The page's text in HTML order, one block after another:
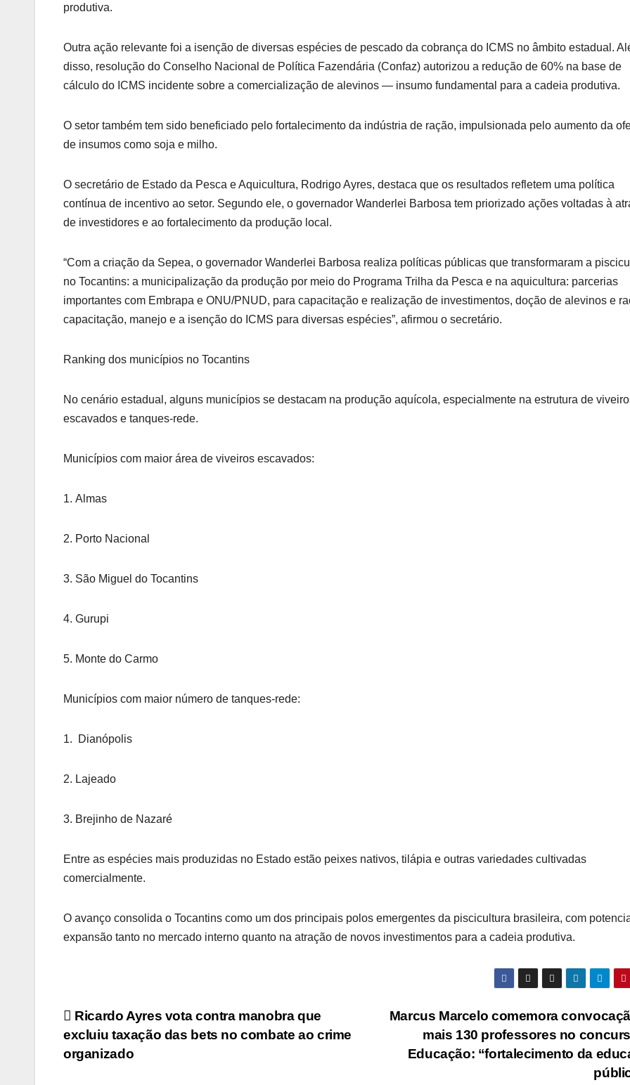
produtiva.
Outra ação relevante foi a isenção de diversas espécies de pescado da cobrança do ICMS no âmbito estadual.
disso, resolução do Conselho Nacional de Política Fazendária (Confaz) autorizou a redução de 60% na base de
cálculo do ICMS incidente sobre a comercialização de alevinos — insumo fundamental para a cadeia produtiva.
O setor também tem sido beneficiado pelo fortalecimento da indústria de ração, impulsionada pelo aumento da
de insumos como soja e milho.
O secretário de Estado da Pesca e Aquicultura, Rodrigo Ayres, destaca que os resultados refletem uma política
contínua de incentivo ao setor. Segundo ele, o governador Wanderlei Barbosa tem priorizado ações voltadas à
de investidores e ao fortalecimento da produção local.
“Com a criação da Sepea, o governador Wanderlei Barbosa realiza políticas públicas que transformaram a
no Tocantins: a municipalização da produção por meio do Programa Trilha da Pesca e na aquicultura: parcerias
importantes com Embrapa e ONU/PNUD, para capacitação e realização de investimentos, doção de alevinos e
capacitação, manejo e a isenção do ICMS para diversas espécies”, afirmou o secretário.
Ranking dos municípios no Tocantins
No cenário estadual, alguns municípios se destacam na produção aquícola, especialmente na estrutura de
escavados e tanques-rede.
Municípios com maior área de viveiros escavados:
1. Almas
2. Porto Nacional
3. São Miguel do Tocantins
4. Gurupi
5. Monte do Carmo
Municípios com maior número de tanques-rede:
1. Dianópolis
2. Lajeado
3. Brejinho de Nazaré
Entre as espécies mais produzidas no Estado estão peixes nativos, tilápia e outras variedades cultivadas
comercialmente.
O avanço consolida o Tocantins como um dos principais polos emergentes da piscicultura brasileira, com
expansão tanto no mercado interno quanto na atração de novos investimentos para a cadeia produtiva.
Post
navigation
Marcus Marcelo comemora
mais 130 professores no
Educação: “fortalecimento da
Ricardo Ayres vota contra manobra que
excluiu taxação das bets no combate ao crime
organizado